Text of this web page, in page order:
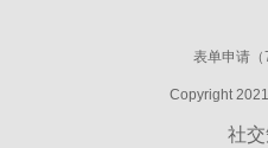
表单申请（
Copyright
社